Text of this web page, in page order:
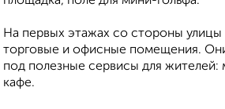
На первых этажах со стороны
торговые и офисные помещения.
под полезные сервисы для жителей:
кафе.